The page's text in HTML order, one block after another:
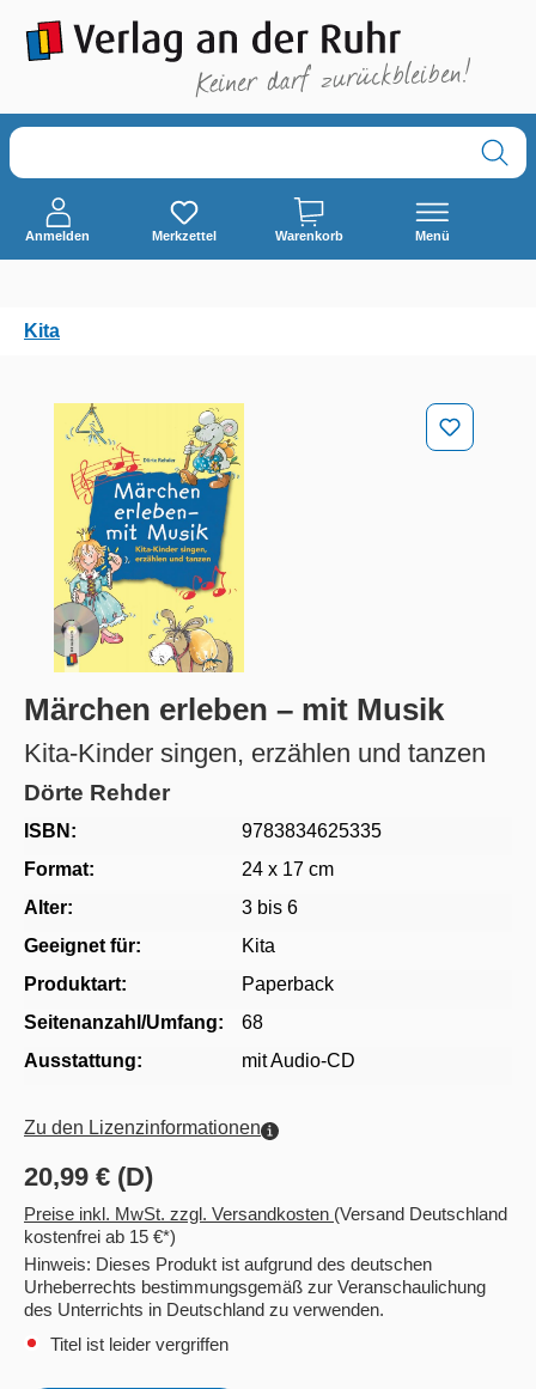
springen
Anmelden Merkzettel Warenkorb Menü
Kita
Bildergalerie überspringen
Märchen erleben – mit Musik
Kita-Kinder singen, erzählen und tanzen
Dörte Rehder
ISBN:
9783834625335
Format:
24 x 17 cm
Alter:
3 bis 6
Geeignet für:
Kita
Produktart:
Paperback
Seitenanzahl/Umfang:
68
Ausstattung:
mit Audio-CD
Zu den Lizenzinformationen
20,99 € (D)
Preise inkl. MwSt. zzgl. Versandkosten (Versand Deutschland
kostenfrei ab 15 €*)
Hinweis: Dieses Produkt ist aufgrund des deutschen
Urheberrechts bestimmungsgemäß zur Veranschaulichung
des Unterrichts in Deutschland zu verwenden.
Titel ist leider vergriffen